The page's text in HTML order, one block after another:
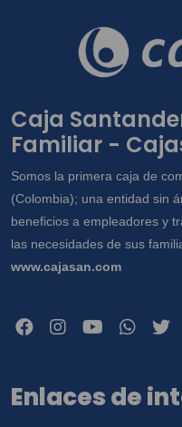
Caja
Familiar -
Somos la primera caja de
(Colombia); una entidad sin
beneficios a empleadores y
las necesidades de sus
www.cajasan.com
Enlaces de